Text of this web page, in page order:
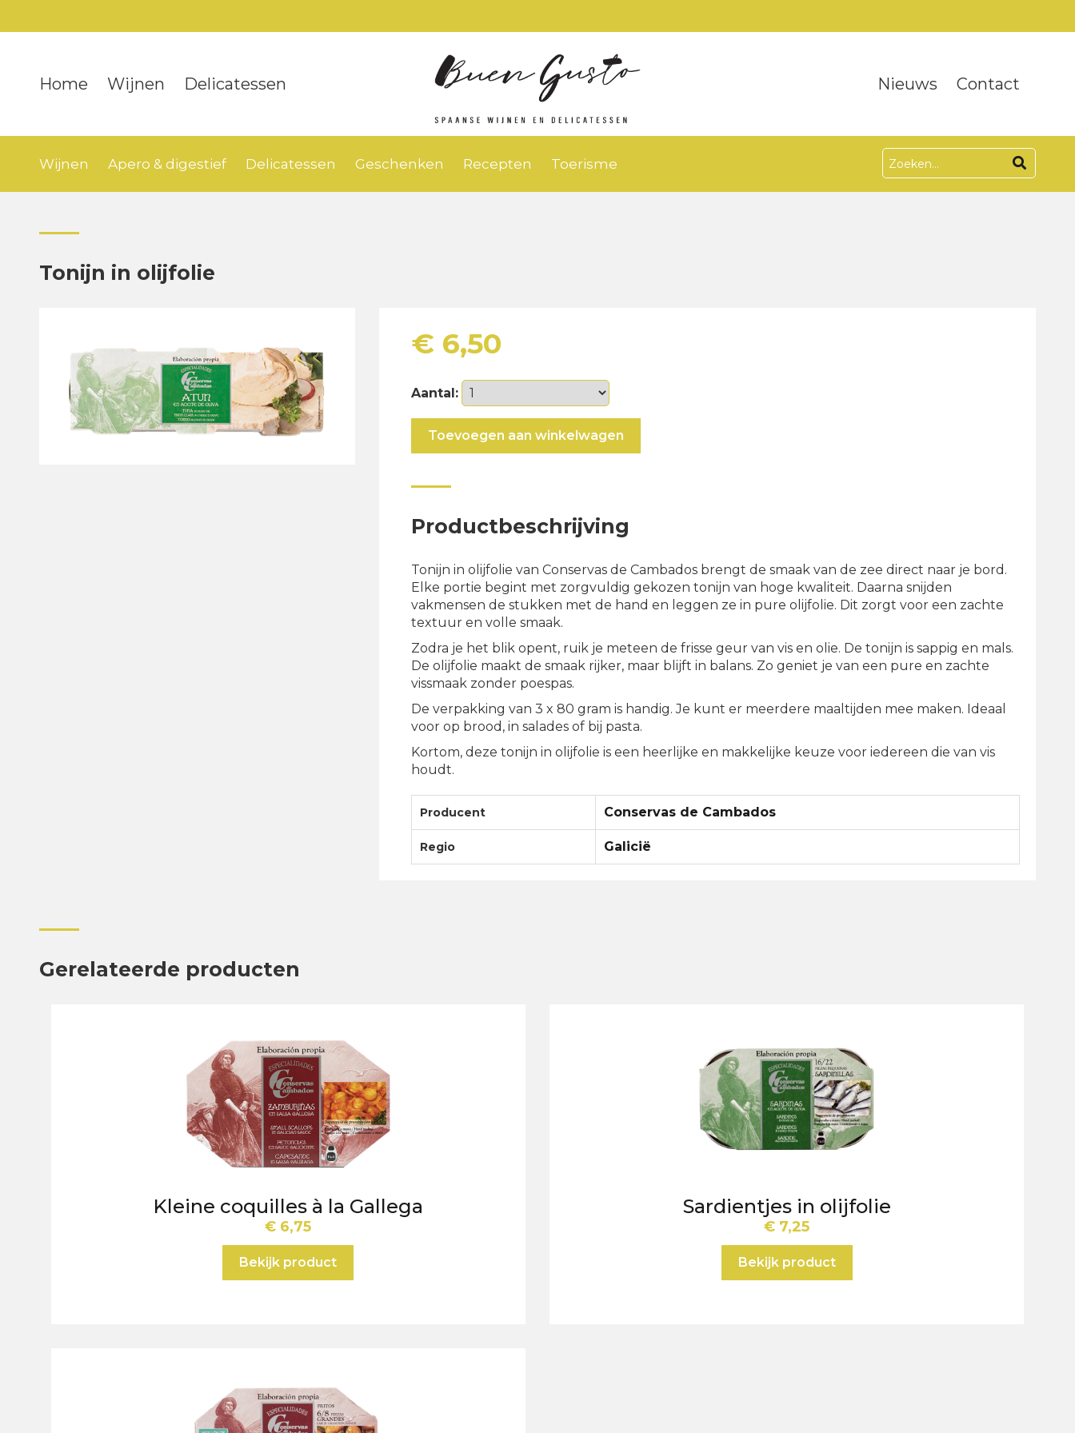
Home Wijnen Delicatessen Nieuws Contact
Wijnen Apero & digestief Delicatessen Geschenken Recepten Toerisme
Tonijn in olijfolie
€ 6,50
Aantal:
Toevoegen aan winkelwagen
Productbeschrijving
Tonijn in olijfolie van Conservas de Cambados brengt de smaak van de zee direct naar je bord.
Elke portie begint met zorgvuldig gekozen tonijn van hoge kwaliteit. Daarna snijden
vakmensen de stukken met de hand en leggen ze in pure olijfolie. Dit zorgt voor een zachte
textuur en volle smaak.
Zodra je het blik opent, ruik je meteen de frisse geur van vis en olie. De tonijn is sappig en mals.
De olijfolie maakt de smaak rijker, maar blijft in balans. Zo geniet je van een pure en zachte
vissmaak zonder poespas.
De verpakking van 3 x 80 gram is handig. Je kunt er meerdere maaltijden mee maken. Ideaal
voor op brood, in salades of bij pasta.
Kortom, deze tonijn in olijfolie is een heerlijke en makkelijke keuze voor iedereen die van vis
houdt.
Producent Conservas de Cambados
Regio Galicië
Gerelateerde producten
Kleine coquilles à la Gallega
€ 6,75
Bekijk product
Sardientjes in olijfolie
€ 7,25
Bekijk product